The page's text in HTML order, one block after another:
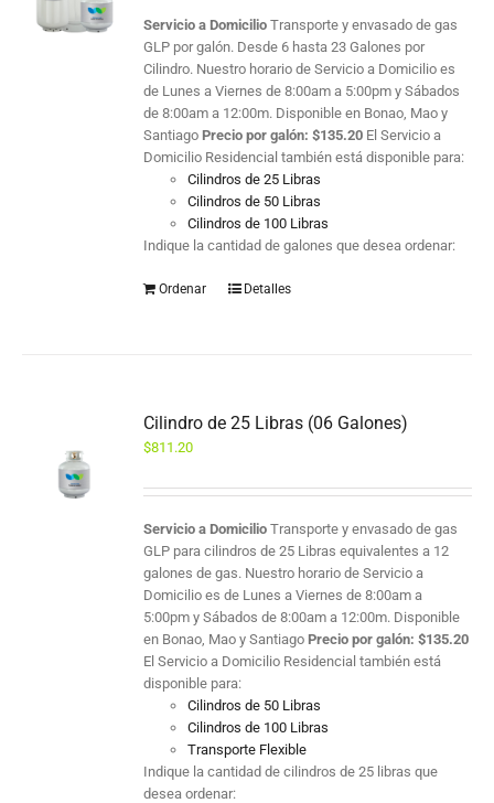
Servicio a Domicilio Transporte y envasado de gas
GLP por galón. Desde 6 hasta 23 Galones por
Cilindro. Nuestro horario de Servicio a Domicilio es
de Lunes a Viernes de 8:00am a 5:00pm y Sábados
de 8:00am a 12:00m. Disponible en Bonao, Mao y
SantiagoPrecio por galón:$135.20 El Servicio a
Domicilio Residencial también está disponible para:
Cilindros de 25 Libras
Cilindros de 50 Libras
Cilindros de 100 Libras
Indique la cantidad de galones que desea ordenar:
Ordenar Detalles
Cilindro de 25 Libras (06 Galones)
$811.20
Servicio a Domicilio Transporte y envasado de gas
GLP para cilindros de 25 Libras equivalentes a 12
galones de gas. Nuestro horario de Servicio a
Domicilio es de Lunes a Viernes de 8:00am a
5:00pm y Sábados de 8:00am a 12:00m. Disponible
en Bonao, Mao y SantiagoPrecio por galón:$135.20
El Servicio a Domicilio Residencial también está
disponible para:
Cilindros de 50 Libras
Cilindros de 100 Libras
Transporte Flexible
Indique la cantidad de cilindros de 25 libras que
desea ordenar: